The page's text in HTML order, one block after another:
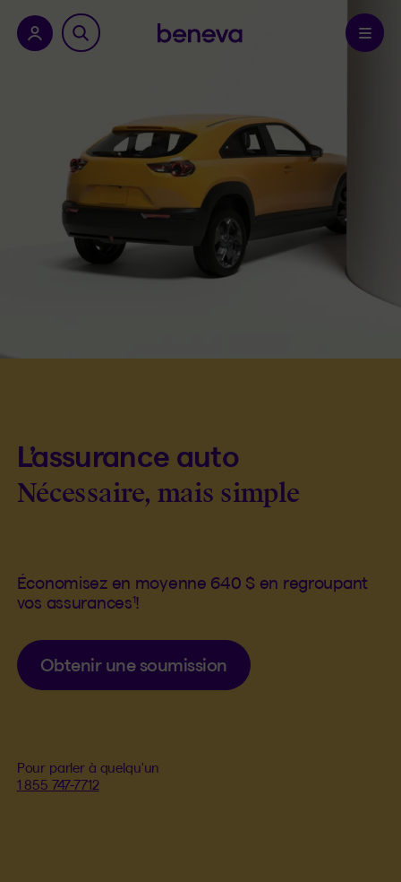
province.Confirmer
L’assurance auto
Nécessaire, mais simple
Économisez en moyenne 640 $ en regroupant
vos assurances1!
Obtenir une soumission
Pour parler à quelqu'un
1 855 747-7712